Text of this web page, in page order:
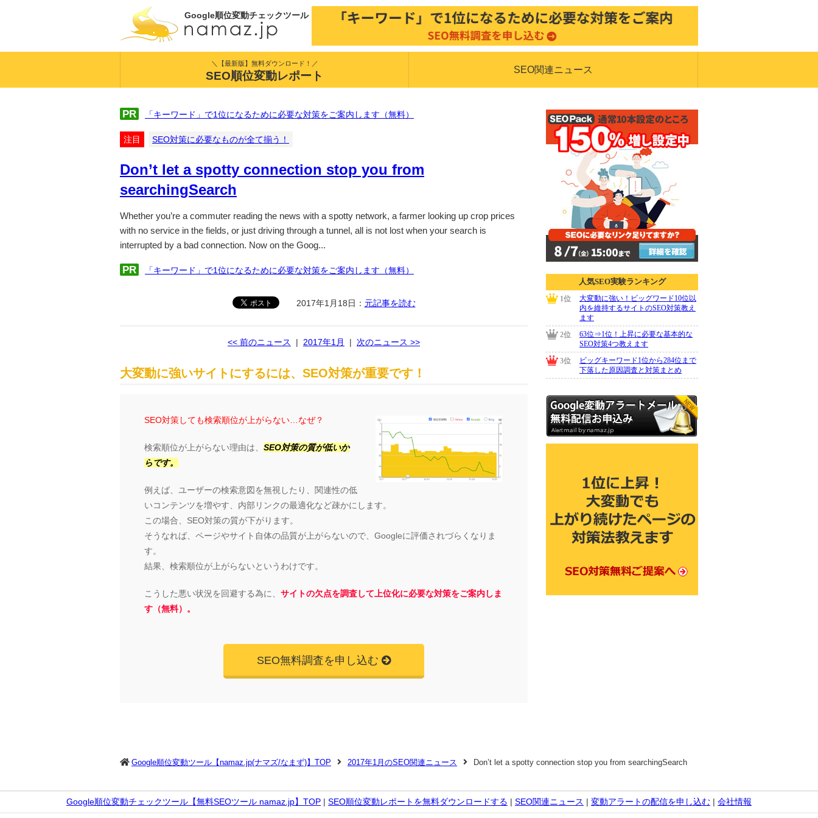
Google順位変動チェックツール
＼【最新版】無料ダウンロード！／
SEO順位変動レポート SEO関連ニュース
PR 「キーワード」で1位になるために必要な対策をご案内します（無料）
注目 SEO対策に必要なものが全て揃う！
Don’t let a spotty connection stop you from
searchingSearch
Whether you’re a commuter reading the news with a spotty network, a farmer looking up crop prices
with no service in the fields, or just driving through a tunnel, all is not lost when your search is
interrupted by a bad connection. Now on the Goog...
PR 「キーワード」で1位になるために必要な対策をご案内します（無料）
2017年1月18日： 元記事を読む
<< 前のニュース | 2017年1月 | 次のニュース >>
大変動に強いサイトにするには、SEO対策が重要です！
SEO対策しても検索順位が上がらない…なぜ？
検索順位が上がらない理由は、 SEO対策の質が低いか
らです。
例えば、ユーザーの検索意図を無視したり、関連性の低
いコンテンツを増やす、内部リンクの最適化など疎かにします。
この場合、SEO対策の質が下がります。
そうなれば、ページやサイト自体の品質が上がらないので、Googleに評価されづらくなりま
す。
結果、検索順位が上がらないというわけです。
こうした悪い状況を回避する為に、 サイトの欠点を調査して上位化に必要な対策をご案内しま
す（無料）。
SEO無料調査を申し込む
Google順位変動ツール【namaz.jp(ナマズ/なまず)】TOP 2017年1月のSEO関連ニュース Don’t let a spotty connection stop you from searchingSearch
Google順位変動チェックツール【無料SEOツール namaz.jp】TOP | SEO順位変動レポートを無料ダウンロードする | SEO関連ニュース | 変動アラートの配信を申し込む | 会社情報